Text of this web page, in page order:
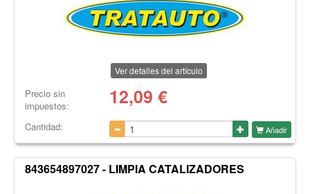
Ver detalles del artículo
Precio sin
impuestos:
12,09 €
Cantidad: Añadir
843654897027 - LIMPIA CATALIZADORES